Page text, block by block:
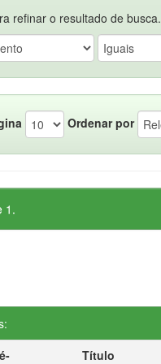
refinar o resultado de busca.
Ordenar por
1.
Título